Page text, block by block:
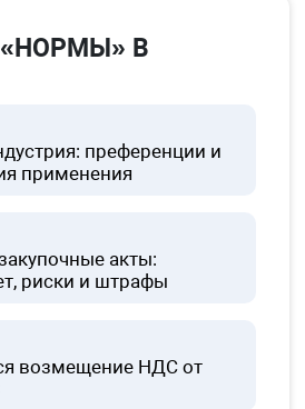
В
преференции и
применения
акты:
риски и штрафы
возмещение НДС от